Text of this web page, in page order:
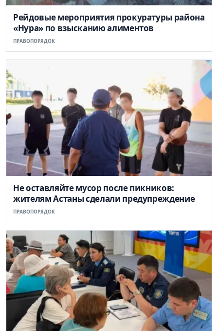
Рейдовые мероприятия прокуратуры района
«Нура» по взысканию алиментов
ПРАВОПОРЯДОК
Не оставляйте мусор после пикников:
жителям Астаны сделали предупреждение
ПРАВОПОРЯДОК